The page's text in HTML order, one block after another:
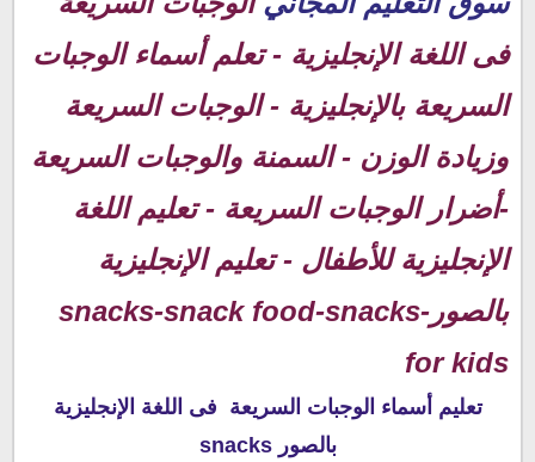
فى اللغة الإنجليزية - تعلم أسماء الوجبات
السريعة بالإنجليزية - الوجبات السريعة
وزيادة الوزن - السمنة والوجبات السريعة
-أضرار الوجبات السريعة - تعليم اللغة
الإنجليزية للأطفال - تعليم الإنجليزية
بالصور-snacks-snack food-snacks
for kids
تعليم أسماء الوجبات السريعة فى اللغة الإنجليزية
بالصور snacks